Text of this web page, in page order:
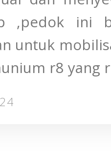
,pedok ini
untuk
r8 yang